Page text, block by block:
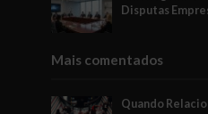
Disputas
Mais comentados
Quando